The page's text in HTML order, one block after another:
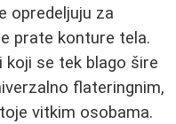
opredeljuju za
prate konture tela.
koji se tek blago šire
flateringnim,
vitkim osobama.